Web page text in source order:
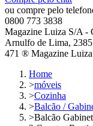
ou compre pelo
0800 773 3838
Magazine Luiza S/A -
Arnulfo de Lima,
471 ® Magazine Luiza
Home
>móveis
>Cozinha
>Balcão /
>Balcão